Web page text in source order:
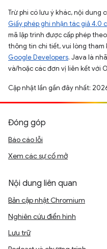
Trừ phi có lưu ý khác, nội dung
Giấy phép ghi nhận tác giả 4.0
mã lập trình được cấp phép theo
thông tin chi tiết, vui lòng tham
Google Developers. Java là
và/hoặc các đơn vị liên kết với
Cập nhật lần gần đây nhất:
Đóng góp
Báo cáo lỗi
Xem các sự cố mở
Nội dung liên quan
Bản cập nhật Chromium
Nghiên cứu điển hình
Lưu trữ